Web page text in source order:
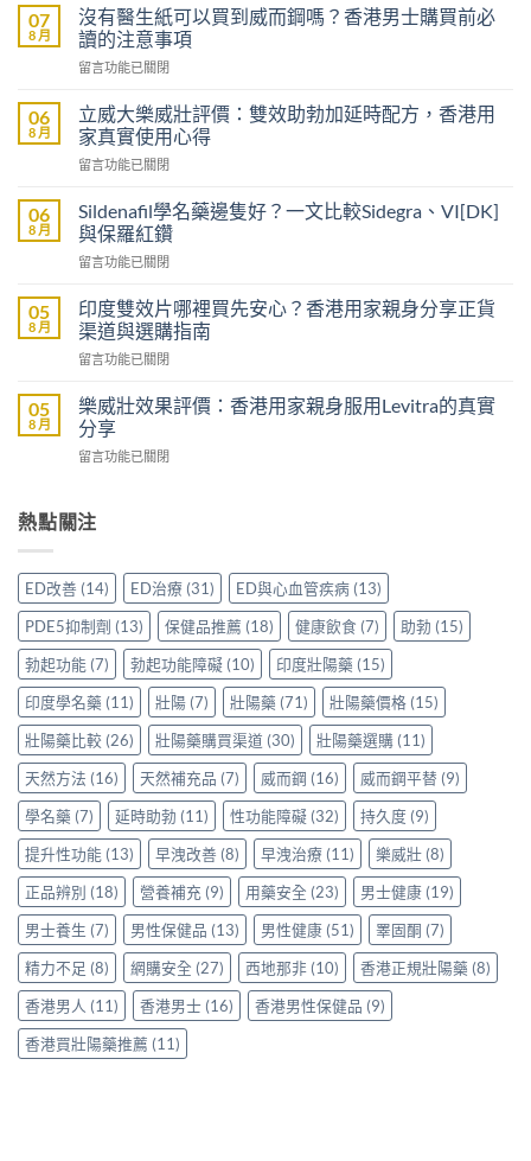
07
8 月
沒有醫生紙可以買到威而鋼嗎？香港男士購買前必
讀的注意事項
在
有
醫
生
紙
以
買
到
威
鋼
嗎？
港
士
購
買
讀
的
意
事
項〉
中
留言功能已關閉
06
8 月
立威大樂威壯評價：雙效助勃加延時配方，香港用
家真實使用心得
在
威
大
樂
威
評
價：
雙
效
勃
加
時
香
家
真
實
使
用
心
得〉
中
留言功能已關閉
06
8 月
Sildenafil學名藥邊隻好？一文比較Sidegra、VI[DK]
與保羅紅鑽
在
學
名
藥
邊
好？
一
文
比
VI[DK]
羅
紅
鑽〉
中
留言功能已關閉
05
8 月
印度雙效片哪裡買先安心？香港用家親身分享正貨
渠道與選購指南
在
度
雙
效
片
買
心？
香
港
用
家
親
身
分
享
正
貨
渠
道
與
選
購
指
南〉
中
留言功能已關閉
05
8 月
樂威壯效果評價：香港用家親身服用Levitra的真實
分享
在
壯
效
評
價：
香
港
用
家
親
身
服
用
Levitra
的
真
實
分
享〉
中
留言功能已關閉
熱點關注
ED改善 (14) ED治療 (31) ED與心血管疾病 (13)
PDE5抑制劑 (13) 保健品推薦 (18) 健康飲食 (7) 助勃 (15)
勃起功能 (7) 勃起功能障礙 (10) 印度壯陽藥 (15)
印度學名藥 (11) 壯陽 (7) 壯陽藥 (71) 壯陽藥價格 (15)
壯陽藥比較 (26) 壯陽藥購買渠道 (30) 壯陽藥選購 (11)
天然方法 (16) 天然補充品 (7) 威而鋼 (16) 威而鋼平替 (9)
學名藥 (7) 延時助勃 (11) 性功能障礙 (32) 持久度 (9)
提升性功能 (13) 早洩改善 (8) 早洩治療 (11) 樂威壯 (8)
正品辨別 (18) 營養補充 (9) 用藥安全 (23) 男士健康 (19)
男士養生 (7) 男性保健品 (13) 男性健康 (51) 睪固酮 (7)
精力不足 (8) 網購安全 (27) 西地那非 (10) 香港正規壯陽藥 (8)
香港男人 (11) 香港男士 (16) 香港男性保健品 (9)
香港買壯陽藥推薦 (11)